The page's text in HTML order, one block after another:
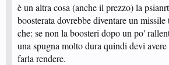
è un altra cosa (anche il prezzo) la
boosterata dovrebbe diventare un
che: se non la boosteri dopo un po'
una spugna molto dura quindi devi
farla rendere.